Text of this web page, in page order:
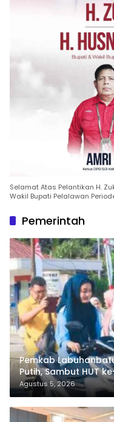
Selamat Atas Pelantikan H.
Wakil Bupati Pelalawan
Pemerintah
Pemkab
Putih, Sambut HUT
Agustus 5, 2026